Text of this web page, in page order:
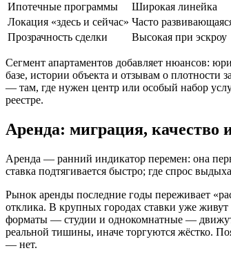
Ипотечные программы
Широкая линейка
Локация «здесь и сейчас» Часто
Прозрачность сделки
Высокая при эскроу
Сегмент апартаментов добавляет нюансов:
базе, истории объекта и отзывам о плотности
— там, где нужен центр или особый набор
реестре.
Аренда: миграция, качество
Аренда — ранний индикатор перемен: она
ставка подтягивается быстро; где спрос
Рынок аренды последние годы переживает
отклика. В крупных городах ставки уже
форматы — студии и однокомнатные —
реальной тишины, иначе торгуются жёстко.
— нет.